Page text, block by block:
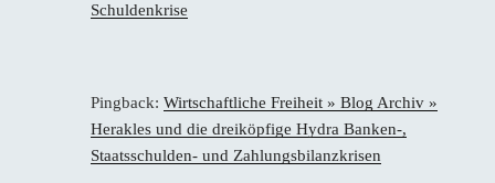
Schuldenkrise
Pingback: Wirtschaftliche Freiheit » Blog Archiv »
Herakles und die dreiköpfige Hydra Banken-,
Staatsschulden- und Zahlungsbilanzkrisen